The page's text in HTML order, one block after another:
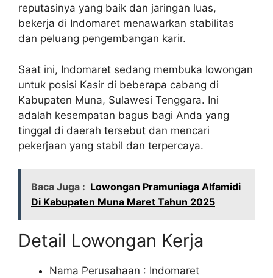
reputasinya yang baik dan jaringan luas,
bekerja di Indomaret menawarkan stabilitas
dan peluang pengembangan karir.
Saat ini, Indomaret sedang membuka lowongan
untuk posisi Kasir di beberapa cabang di
Kabupaten Muna, Sulawesi Tenggara. Ini
adalah kesempatan bagus bagi Anda yang
tinggal di daerah tersebut dan mencari
pekerjaan yang stabil dan terpercaya.
Baca Juga : Lowongan Pramuniaga Alfamidi
Di Kabupaten Muna Maret Tahun 2025
Detail Lowongan Kerja
Nama Perusahaan : Indomaret